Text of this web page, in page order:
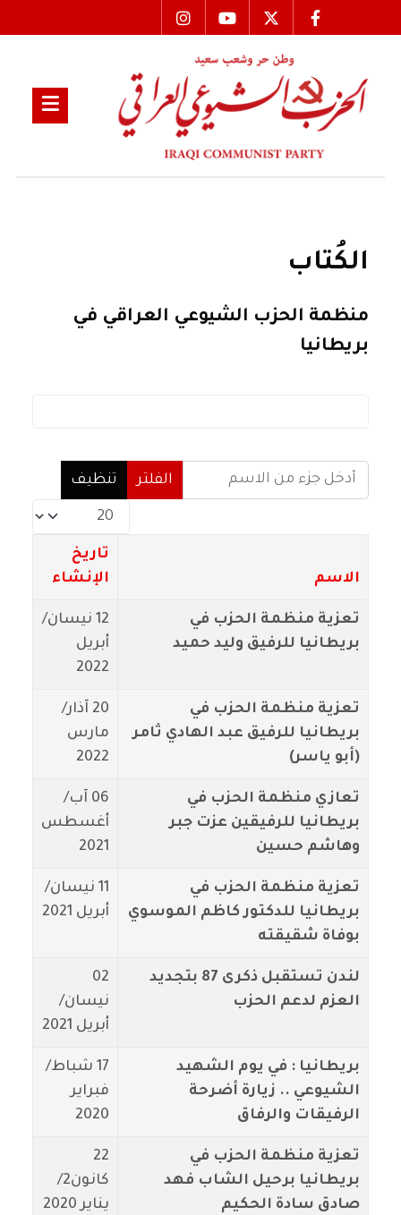
الكُتاب
منظمة الحزب الشيوعي العراقي في
بريطانيا
أدخل جزء من الاسم
الفلتر
تنظيف
عدد الإظهارات:
الاسم
تاريخ
الإنشاء
تعزية منظمة الحزب في
بريطانيا للرفيق وليد حميد
12 نيسان/
أبريل
2022
تعزية منظمة الحزب في
بريطانيا للرفيق عبد الهادي ثامر
(أبو ياسر)
20 آذار/
مارس
2022
تعازي منظمة الحزب في
بريطانيا للرفيقين عزت جبر
وهاشم حسين
06 آب/
أغسطس
2021
تعزية منظمة الحزب في
بريطانيا للدكتور كاظم الموسوي
بوفاة شقيقته
11 نيسان/
أبريل 2021
لندن تستقبل ذكرى 87 بتجديد
العزم لدعم الحزب
02
نيسان/
أبريل 2021
بريطانيا : في يوم الشهيد
الشيوعي .. زيارة أضرحة
الرفيقات والرفاق
17 شباط/
فبراير
2020
تعزية منظمة الحزب في
بريطانيا برحيل الشاب فهد
صادق سادة الحكيم
22
كانون2/
يناير 2020